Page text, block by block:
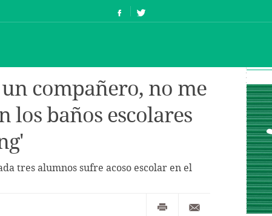
compañero, no me
los baños escolares
tres alumnos sufre acoso escolar en el